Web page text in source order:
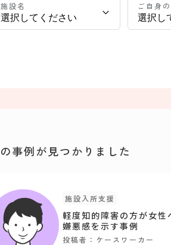
施設名 ご自身
の事例が見つかりました
施設入所支援
軽度知的障害の方が女性
嫌悪感を示す事例
投稿者：ケースワーカー